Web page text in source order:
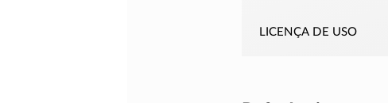
licença de uso